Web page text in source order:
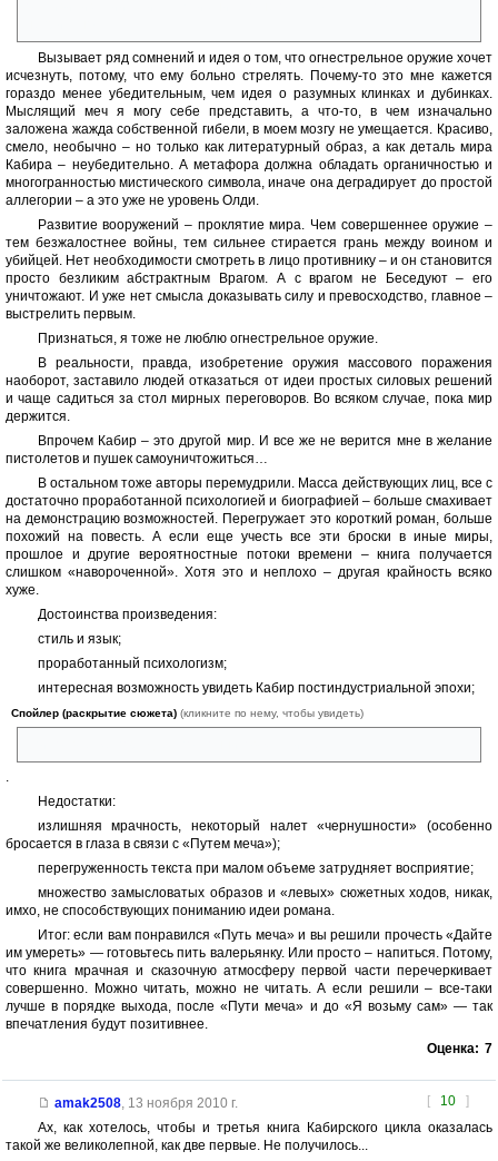
Вызывает ряд сомнений и идея о том, что огнестрельное оружие хочет
исчезнуть, потому, что ему больно стрелять. Почему-то это мне кажется
гораздо менее убедительным, чем идея о разумных клинках и дубинках.
Мыслящий меч я могу себе представить, а что-то, в чем изначально
заложена жажда собственной гибели, в моем мозгу не умещается. Красиво,
смело, необычно – но только как литературный образ, а как деталь мира
Кабира – неубедительно. А метафора должна обладать органичностью и
многогранностью мистического символа, иначе она деградирует до простой
аллегории – а это уже не уровень Олди.
Развитие вооружений – проклятие мира. Чем совершеннее оружие –
тем безжалостнее войны, тем сильнее стирается грань между воином и
убийцей. Нет необходимости смотреть в лицо противнику – и он становится
просто безликим абстрактным Врагом. А с врагом не Беседуют – его
уничтожают. И уже нет смысла доказывать силу и превосходство, главное –
выстрелить первым.
Признаться, я тоже не люблю огнестрельное оружие.
В реальности, правда, изобретение оружия массового поражения
наоборот, заставило людей отказаться от идеи простых силовых решений
и чаще садиться за стол мирных переговоров. Во всяком случае, пока мир
держится.
Впрочем Кабир – это другой мир. И все же не верится мне в желание
пистолетов и пушек самоуничтожиться…
В остальном тоже авторы перемудрили. Масса действующих лиц, все с
достаточно проработанной психологией и биографией – больше смахивает
на демонстрацию возможностей. Перегружает это короткий роман, больше
похожий на повесть. А если еще учесть все эти броски в иные миры,
прошлое и другие вероятностные потоки времени – книга получается
слишком «навороченной». Хотя это и неплохо – другая крайность всяко
хуже.
Достоинства произведения:
стиль и язык;
проработанный психологизм;
интересная возможность увидеть Кабир постиндустриальной эпохи;
Спойлер (раскрытие сюжета) (кликните по нему, чтобы увидеть)
.
Недостатки:
излишняя мрачность, некоторый налет «чернушности» (особенно
бросается в глаза в связи с «Путем меча»);
перегруженность текста при малом объеме затрудняет восприятие;
множество замысловатых образов и «левых» сюжетных ходов, никак,
имхо, не способствующих пониманию идеи романа.
Итог: если вам понравился «Путь меча» и вы решили прочесть «Дайте
им умереть» — готовьтесь пить валерьянку. Или просто – напиться. Потому,
что книга мрачная и сказочную атмосферу первой части перечеркивает
совершенно. Можно читать, можно не читать. А если решили – все-таки
лучше в порядке выхода, после «Пути меча» и до «Я возьму сам» — так
впечатления будут позитивнее.
Оценка: 7
[ 10 ]
amak2508, 13 ноября 2010 г.
Ах, как хотелось, чтобы и третья книга Кабирского цикла оказалась
такой же великолепной, как две первые. Не получилось...